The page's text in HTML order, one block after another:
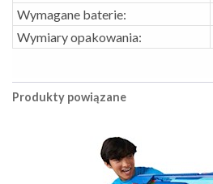
Wymagane baterie:
Wymiary opakowania:
Produkty powiązane